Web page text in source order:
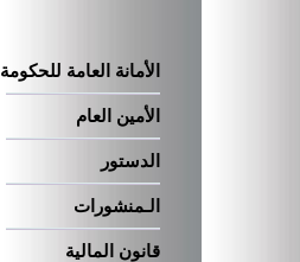
الأمانة العامة للحكومة
الأمين العام
الدستور
الـمنشورات
قانون المالية